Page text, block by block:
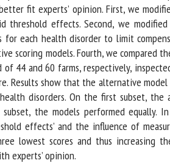
fit experts’ opinion. First, we
effects. Second, we modified
each health disorder to limit
scoring models. Fourth, we compared
44 and 60 farms, respectively,
show that the alternative model
disorders. On the first subset, the
the models performed equally.
effects’ and the influence of
lowest scores and thus increasing
experts’ opinion.